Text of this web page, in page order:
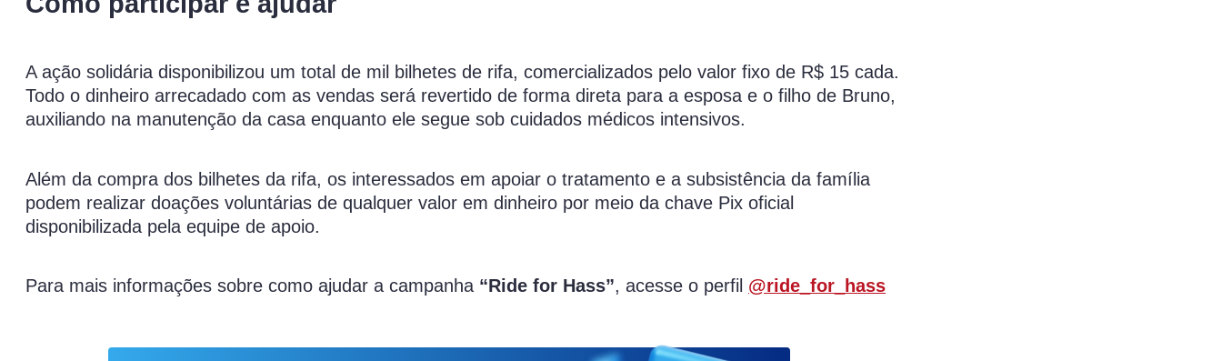
A ação solidária disponibilizou um total de mil bilhetes de rifa, comercializados pelo valor fixo de R$ 15 cada.
Todo o dinheiro arrecadado com as vendas será revertido de forma direta para a esposa e o filho de Bruno,
auxiliando na manutenção da casa enquanto ele segue sob cuidados médicos intensivos.
Além da compra dos bilhetes da rifa, os interessados em apoiar o tratamento e a subsistência da família
podem realizar doações voluntárias de qualquer valor em dinheiro por meio da chave Pix oficial
disponibilizada pela equipe de apoio.
Para mais informações sobre como ajudar a campanha “Ride for Hass”, acesse o perfil @ride_for_hass